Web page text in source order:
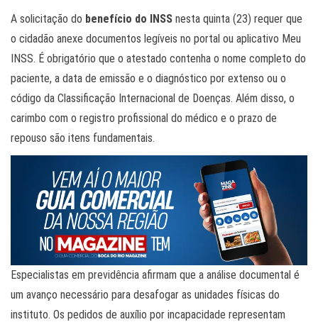
A solicitação do benefício do INSS nesta quinta (23) requer que
o cidadão anexe documentos legíveis no portal ou aplicativo Meu
INSS. É obrigatório que o atestado contenha o nome completo do
paciente, a data de emissão e o diagnóstico por extenso ou o
código da Classificação Internacional de Doenças. Além disso, o
carimbo com o registro profissional do médico e o prazo de
repouso são itens fundamentais.
Especialistas em previdência afirmam que a análise documental é
um avanço necessário para desafogar as unidades físicas do
instituto. Os pedidos de auxílio por incapacidade representam